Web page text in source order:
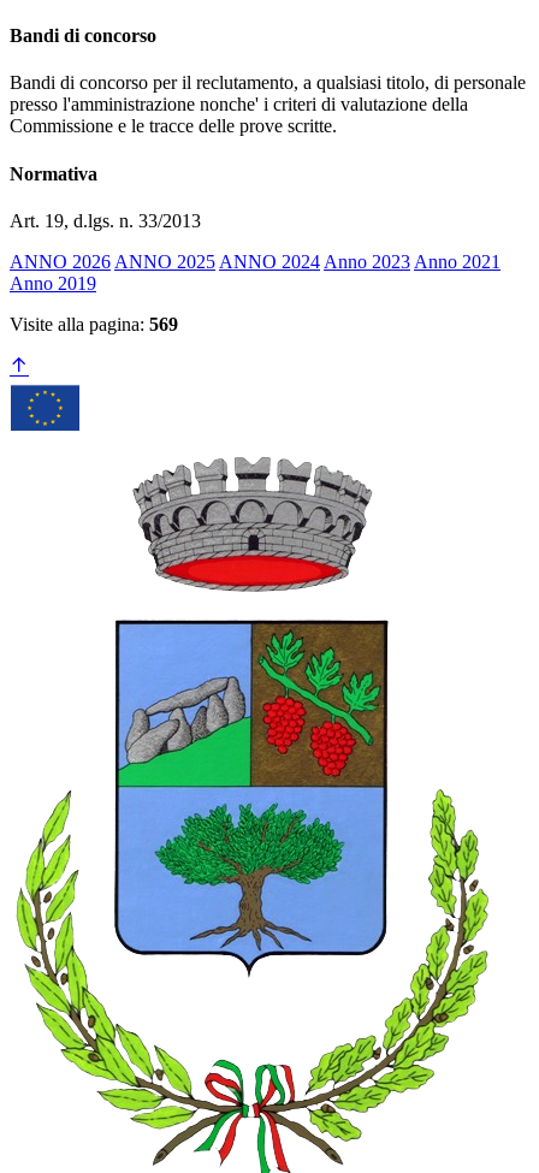
Bandi di concorso
Bandi di concorso per il reclutamento, a qualsiasi titolo, di personale
presso l'amministrazione nonche' i criteri di valutazione della
Commissione e le tracce delle prove scritte.
Normativa
Art. 19, d.lgs. n. 33/2013
ANNO 2026 ANNO 2025 ANNO 2024 Anno 2023 Anno 2021
Anno 2019
Visite alla pagina: 569